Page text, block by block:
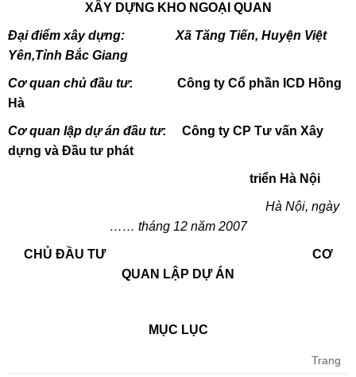
XÂY DỰNG KHO NGOẠI QUAN
Đại điểm xây dựng: Xã Tăng Tiến, Huyện Việt
Yên,Tỉnh Bắc Giang
Cơ quan chủ đầu tư: Công ty Cổ phần ICD Hồng
Hà
Cơ quan lập dự án đầu tư: Công ty CP Tư vấn Xây
dựng và Đầu tư phát
triển Hà Nội
Hà Nội, ngày
…… tháng 12 năm 2007
CHỦ ĐẦU TƯ CƠ
QUAN LẬP DỰ ÁN
MỤC LỤC
Trang